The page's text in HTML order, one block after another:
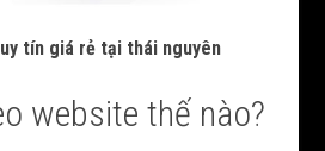
tín giá rẻ tại thái nguyên
website thế nào?